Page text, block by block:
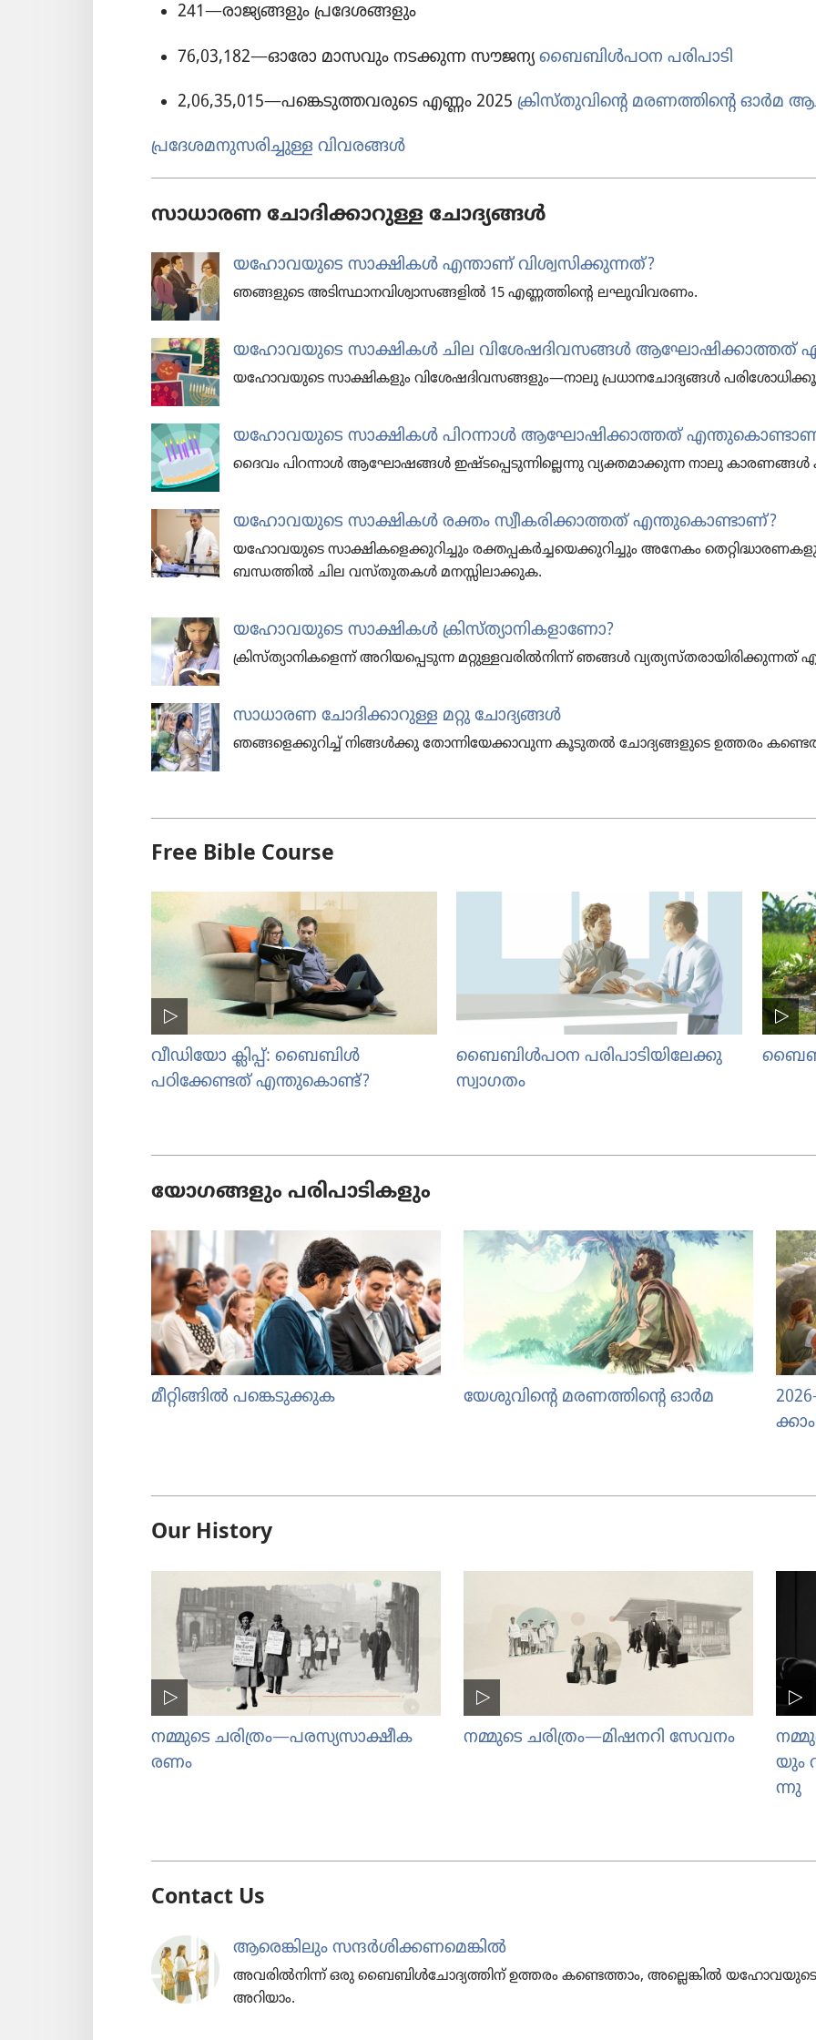
241—രാജ്യ​ങ്ങ​ളും പ്രദേശങ്ങളും
76,03,182—ഓരോ മാസവും നടക്കുന്ന സൗജന്യബൈബിൾപഠന പരിപാടി
2,06,35,015—പങ്കെടു​ത്ത​വ​രു​ടെ എണ്ണം 2025 ക്രിസ്‌തു​വി​ന്റെ മരണത്തി​ന്റെ ഓർമ
പ്രദേ​ശ​മ​നു​സ​രി​ച്ചുള്ള വിവരങ്ങൾ
സാധാരണ ചോദിക്കാറുള്ള ചോദ്യങ്ങൾ
യഹോവയുടെ സാക്ഷികൾ എന്താണ്‌ വിശ്വ​സി​ക്കു​ന്നത്‌?
ഞങ്ങളുടെ അടിസ്ഥാ​ന​വി​ശ്വാ​സ​ങ്ങ​ളിൽ 15 എണ്ണത്തിന്റെ ലഘുവി​വ​ര​ണം.
യഹോ​വ​യു​ടെ സാക്ഷികൾ ചില വിശേ​ഷ​ദി​വ​സങ്ങൾ ആഘോ​ഷി​ക്കാ​ത്തത്‌
യഹോ​വ​യു​ടെ സാക്ഷി​ക​ളും വിശേ​ഷ​ദി​വ​സ​ങ്ങ​ളും—നാലു പ്രധാ​ന​ചോ​ദ്യ​ങ്ങൾ
യഹോ​വ​യു​ടെ സാക്ഷികൾ പിറന്നാൾ ആഘോ​ഷി​ക്കാ​ത്തത്‌
ദൈവം പിറന്നാൾ ആഘോ​ഷ​ങ്ങൾ ഇഷ്ടപ്പെ​ടു​ന്നി​ല്ലെ​ന്നു വ്യക്തമാ​ക്കു​ന്ന നാലു
യഹോവയുടെ സാക്ഷികൾ രക്തം സ്വീകരിക്കാത്തത്‌ എന്തുകൊണ്ടാണ്‌?
യഹോവയുടെ സാക്ഷികളെക്കുറിച്ചും രക്തപ്പകർച്ചയെക്കുറിച്ചും അനേകം
ബന്ധത്തിൽ ചില വസ്‌തുതകൾ മനസ്സിലാക്കുക.
യഹോ​വ​യു​ടെ സാക്ഷികൾ ക്രിസ്‌ത്യാ​നി​ക​ളാ​ണോ?
ക്രിസ്‌ത്യാ​നി​ക​ളെന്ന്‌ അറിയ​പ്പെ​ടു​ന്ന മറ്റുള്ള​വ​രിൽനിന്ന്‌ ഞങ്ങൾ വ്യത്യ​സ്‌ത​രാ​യി​രി​ക്കു​ന്നത്‌
സാധാരണ ചോദി​ക്കാ​റുള്ള മറ്റു ചോദ്യ​ങ്ങൾ
ഞങ്ങളെ​ക്കു​റിച്ച്‌ നിങ്ങൾക്കു തോന്നി​യേ​ക്കാ​വുന്ന കൂടുതൽ ചോദ്യ​ങ്ങ​ളു​ടെ ഉത്തരം
Free Bible Course
വീഡിയോ ക്ലിപ്പ്‌: ബൈബിൾ
പഠിക്കേണ്ടത്‌ എന്തുകൊണ്ട്‌?
ബൈബിൾപഠന പരിപാ​ടി​യി​ലേക്കു
സ്വാഗതം
യോഗങ്ങളും പരിപാടികളും
മീറ്റി​ങ്ങിൽ പങ്കെടു​ക്കുക യേശുവിന്റെ മരണത്തിന്റെ ഓർമ
Our History
നമ്മുടെ ചരിത്രം—പരസ്യ​സാ​ക്ഷീ​ക​
രണം
നമ്മുടെ ചരിത്രം—മിഷനറി സേവനം
യും
ന്നു
Contact Us
ആരെങ്കി​ലും സന്ദർശി​ക്ക​ണ​മെ​ങ്കിൽ
അവരിൽനിന്ന്‌ ഒരു ബൈബിൾചോ​ദ്യ​ത്തിന്‌ ഉത്തരം കണ്ടെത്താം, അല്ലെങ്കിൽ
അറിയാം.